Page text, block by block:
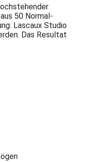
50 Normal-
Lascaux Studio
Das Resultat